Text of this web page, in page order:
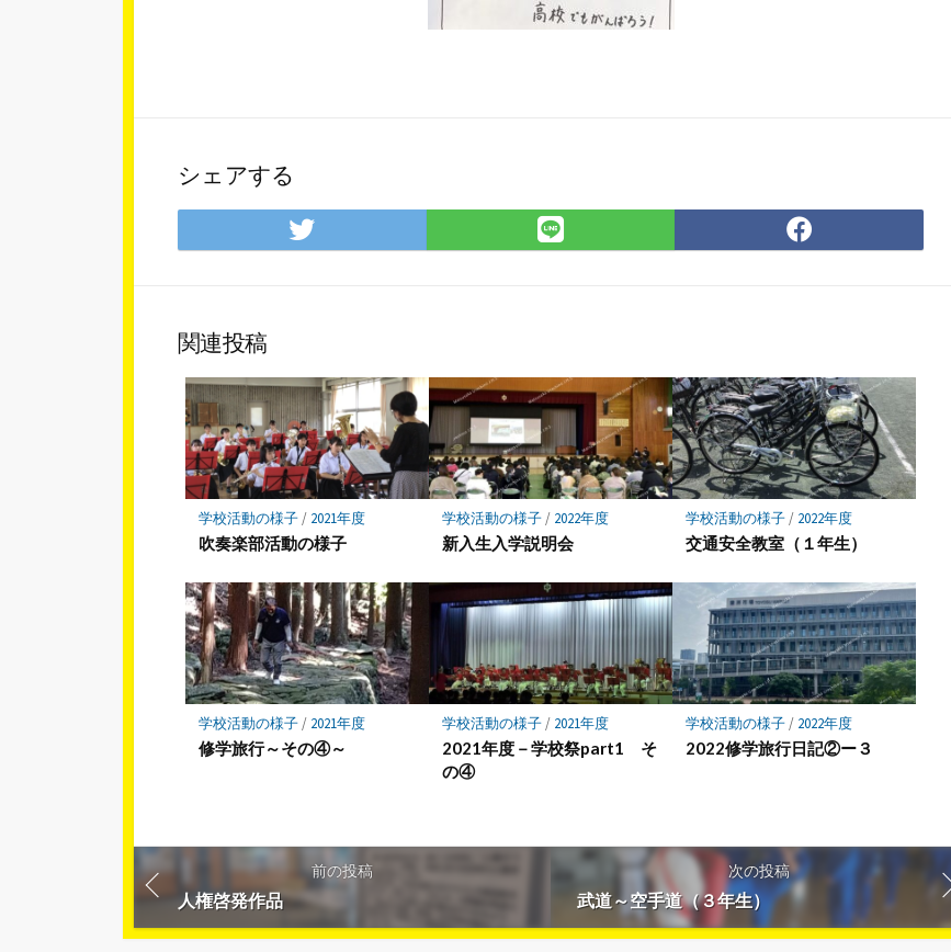
シェアする
Twitter
で
LINE
で
Facebook
で
関連投稿
学校活動の様子/ 2021年度
吹奏楽部活動の様子
学校活動の様子/ 2022年度
新入生入学説明会
学校活動の様子/ 2022年度
交通安全教室（１年生）
学校活動の様子/ 2021年度
修学旅行～その④～
学校活動の様子/ 2021年度
2021年度－学校祭part1 そ
の④
学校活動の様子/ 2022年度
2022修学旅行日記②ー３
前の投稿
人権啓発作品
次の投稿
武道～空手道（３年生）